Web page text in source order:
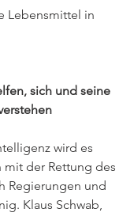
Lebensmittel in
sich und seine
wird es
der Rettung des
Regierungen und
Klaus Schwab,